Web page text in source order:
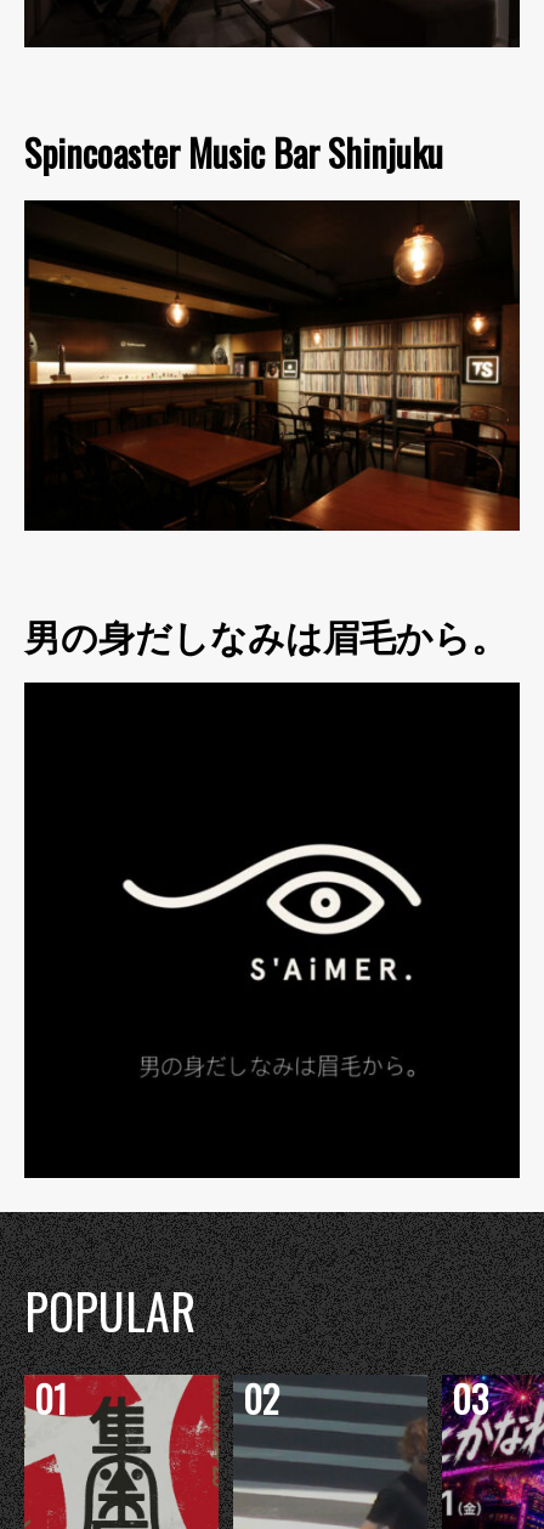
Spincoaster Music Bar Shinjuku
男の身だしなみは眉毛から。
POPULAR